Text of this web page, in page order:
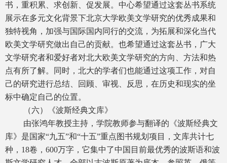
书，重积累、求创新、促发展。中心希望通过这套丛书系统
展示在多元文化背景下北京大学欧美文学研究的优秀成果和
独特视角，加强与国际国内同行的交流，为拓展和深化当代
欧美文学研究做出自己的贡献。也希望通过这套丛书，广大
文学研究者和爱好者对北大欧美文学研究的方向、方法和热
点有所了解。同时，北大的学者们也能通过这项工作，对自
己的研究进行总结、回顾、审视、反思，在历史和现实的坐
标中确定自己的位置。
（六）《波斯经典文库》
由张鸿年教授主持，学院教师参与翻译的《波斯经典文
库》是国家“九五”和“十五”重点图书规划项目，文库共计七
种，18卷，600万字，它集中了中国目前最优秀的波斯语和波